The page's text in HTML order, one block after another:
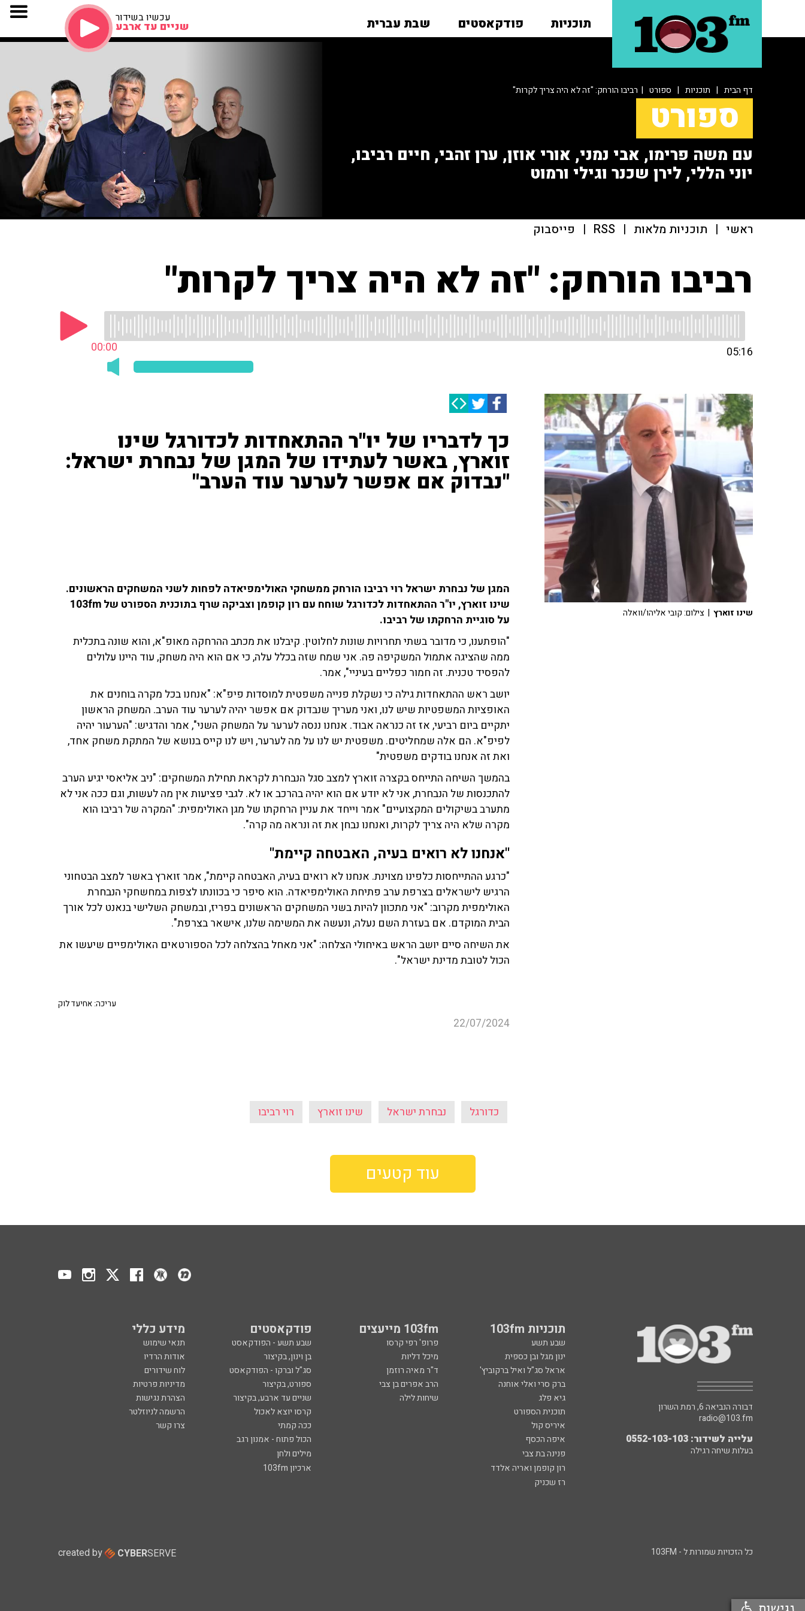
תוכניות פודקאסטים שבת עברית עכשיו בשידור
שניים עד ארבע
דף הבית | תוכניות | ספורט | רביבו הורחק: "זה לא היה צריך לקרות"
ספורט
עם משה פרימו, אבי נמני, אורי אוזן, ערן זהבי, חיים רביבו,
יוני הללי, לירן שכנר וגילי ורמוט
ראשי | תוכניות מלאות |
RSS
| פייסבוק
רביבו הורחק: "זה לא היה צריך לקרות"
00:00 05:16
כך לדבריו של יו"ר ההתאחדות לכדורגל שינו
זוארץ, באשר לעתידו של המגן של נבחרת ישראל:
"נבדוק אם אפשר לערער עוד הערב"
המגן של נבחרת ישראל רוי רביבו הורחק ממשחקי האולימפיאדה לפחות לשני המשחקים הראשונים.
שינו זוארץ, יו"ר ההתאחדות לכדורגל שוחח עם רון קופמן וצביקה שרף בתוכנית הספורט של 103fm
על סוגיית הרחקתו של רביבו.
"הופתענו, כי מדובר בשתי תחרויות שונות לחלוטין. קיבלנו את מכתב ההרחקה מאופ"א, והוא שונה בתכלית
ממה שהציגה אתמול המשקיפה פה. אני שמח שזה בכלל עלה, כי אם הוא היה משחק, עוד היינו עלולים
להפסיד טכנית. זה חמור כפליים בעיניי", אמר.
יושב ראש ההתאחדות גילה כי נשקלת פנייה משפטית למוסדות פיפ"א: "אנחנו בכל מקרה בוחנים את
האופציות המשפטיות שיש לנו, ואני מעריך שנבדוק אם אפשר יהיה לערער עוד הערב. המשחק הראשון
יתקיים ביום רביעי, אז זה כנראה אבוד. אנחנו ננסה לערער על המשחק השני", אמר והדגיש: "הערעור יהיה
לפיפ"א. הם אלה שמחליטים. משפטית יש לנו על מה לערער, ויש לנו קייס בנושא של המתקת משחק אחד,
ואת זה אנחנו בודקים משפטית"
בהמשך השיחה התייחס בקצרה זוארץ למצב סגל הנבחרת לקראת תחילת המשחקים: "ניב אליאסי יגיע הערב
להתכנסות של הנבחרת, אני לא יודע אם הוא יהיה בהרכב או לא. לגבי פציעות אין מה לעשות, וגם ככה אני לא
מתערב בשיקולים המקצועיים" אמר וייחד את עניין הרחקתו של מגן האולימפית: "המקרה של רביבו הוא
מקרה שלא היה צריך לקרות, ואנחנו נבחן את זה ונראה מה קרה".
"אנחנו לא רואים בעיה, האבטחה קיימת"
"כרגע ההתייחסות כלפינו מצוינת. אנחנו לא רואים בעיה, האבטחה קיימת", אמר זוארץ באשר למצב הבטחוני
הרגיש לישראלים בצרפת ערב פתיחת האולימפיאדה. הוא סיפר כי בכוונתו לצפות במחשחקי הנבחרת
האולימפית מקרוב: "אני מתכוון להיות בשני המשחקים הראשונים בפריז, ובמשחק השלישי בנאנט לכל אורך
הבית המוקדם. אם בעזרת השם נעלה, ונעשה את המשימה שלנו, אישאר בצרפת".
את השיחה סיים יושב הראש באיחולי הצלחה: "אני מאחל בהצלחה לכל הספורטאים האולימפיים שיעשו את
הכול לטובת מדינת ישראל".
עריכה: אחיעד לוק
22/07/2024
כדורגל נבחרת ישראל שינו זוארץ רוי רביבו
שינו זוארץ | צילום: קובי אליהו/וואלה
עוד קטעים
תוכניות 103fm 103fm מייעצים פודקאסטים מידע כללי
שבע תשע פרופ' רפי קרסו שבע תשע - הפודקאסט
תנאי שימוש
ינון מגל ובן כספית
מיכל דליות בן וינון, בקיצור
אודות הרדיו
אראל סג"ל ואיל ברקוביץ'
ד"ר מאיה רוזמן סג"ל וברקו - הפודקאסט
לוח שידורים
ברק סרי ואלי אוחנה
הרב אפרים בן צבי ספורט, בקיצור
מדיניות פרטיות
גיא פלג
שיחות לילה שניים עד ארבע, בקיצור
הצהרת נגישות
תוכנית הספורט
קרסו יוצא לאכול
הרשמה לניוזלטר
איריס קול
ככה קמתי
צרו קשר
איפה הכסף
הכול פתוח - אמנון רגב
פנינה בת צבי
מילים ולחן
רון קופמן ואריה אלדד
ארכיון 103fm
רז שכניק
דבורה הנביאה 6, רמת השרון
radio@103.fm
עלייה לשידור: 0552-103-103
בעלות שיחה רגילה
כל הזכויות שמורות ל - 103FM created by CYBERSERVE